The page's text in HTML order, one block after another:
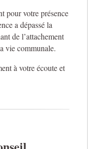
pour votre présence
a dépassé la
de l’attachement
vie communale.
à votre écoute et